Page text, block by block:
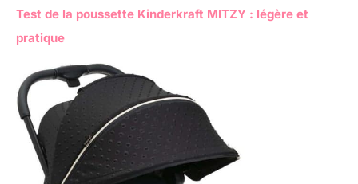
Test de la poussette Kinderkraft MITZY : légère et
pratique